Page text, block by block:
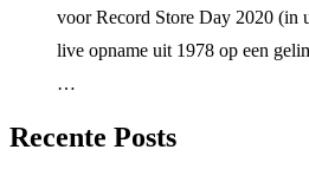
voor Record Store Day 2020 (in
live opname uit 1978 op een
…
Recente Posts